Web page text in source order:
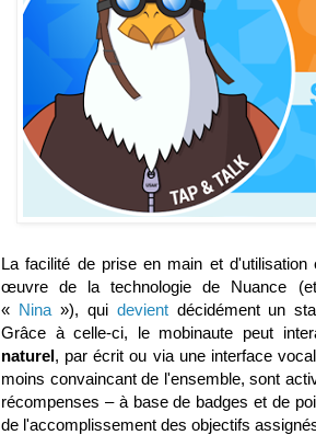
La facilité de prise en main et
œuvre de la technologie de Nuance
« Nina»), qui devientdécidément un
Grâce à celle-ci, le mobinaute peut
naturel, par écrit ou via une interface
moins convaincant de l'ensemble, sont
récompenses – à base de badges et de
de l'accomplissement des objectifs